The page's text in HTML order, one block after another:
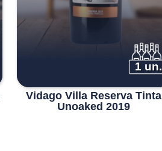
1 un.
Vidago Villa Reserva Tinta
Unoaked 2019